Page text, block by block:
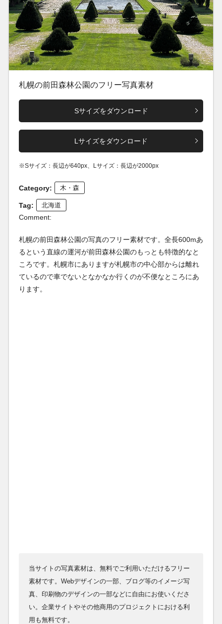
札幌の前田森林公園のフリー写真素材
Sサイズをダウンロード
Lサイズをダウンロード
※Sサイズ：長辺が640px、Lサイズ：長辺が2000px
Category: 木・森
Tag: 北海道
Comment:
札幌の前田森林公園の写真のフリー素材です。全長600mあ
るという直線の運河が前田森林公園のもっとも特徴的なと
ころです。札幌市にありますが札幌市の中心部からは離れ
ているので車でないとなかなか行くのが不便なところにあ
ります。
当サイトの写真素材は、無料でご利用いただけるフリー
素材です。Webデザインの一部、ブログ等のイメージ写
真、印刷物のデザインの一部などに自由にお使いくださ
い。企業サイトやその他商用のプロジェクトにおける利
用も無料です。